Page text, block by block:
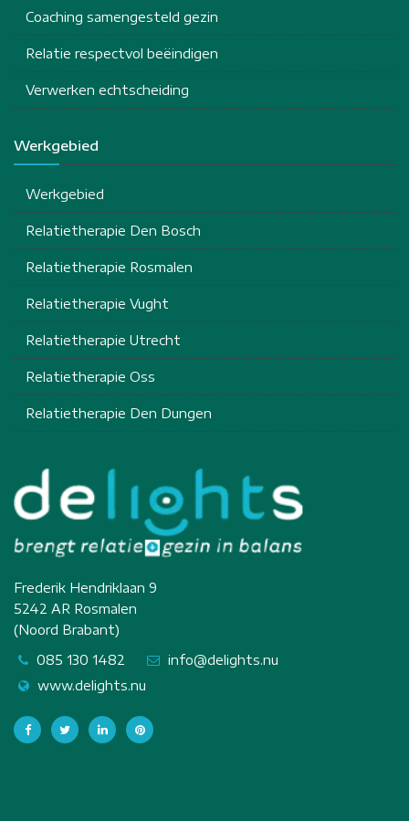
Coaching samengesteld gezin
Relatie respectvol beëindigen
Verwerken echtscheiding
Werkgebied
Werkgebied
Relatietherapie Den Bosch
Relatietherapie Rosmalen
Relatietherapie Vught
Relatietherapie Utrecht
Relatietherapie Oss
Relatietherapie Den Dungen
Frederik Hendriklaan 9
5242 AR Rosmalen
(Noord Brabant)
085 130 1482
info@delights.nu
www.delights.nu